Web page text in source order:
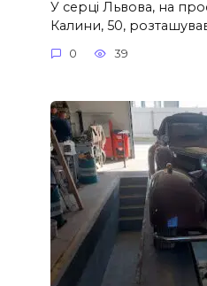
У серці Львова, на
Калини, 50,
0 39